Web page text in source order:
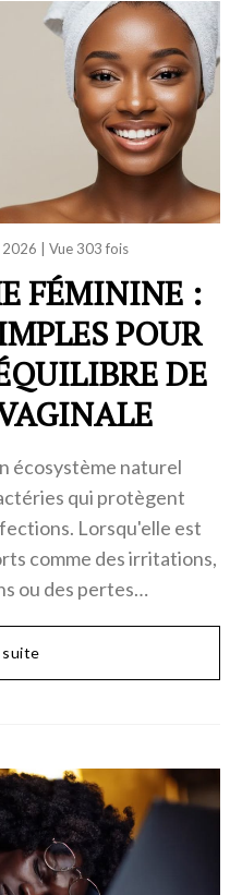
2026 Vue 303 fois
FÉMININE :
POUR
DE
écosystème naturel
qui protègent
Lorsqu'elle est
comme des irritations,
ou des pertes…
suite